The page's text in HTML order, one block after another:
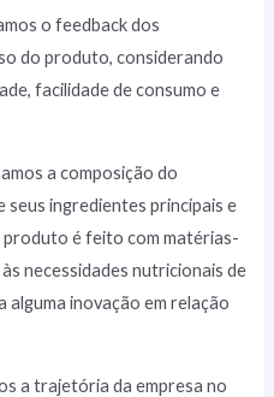
o feedback dos
do produto, considerando
facilidade de consumo e
a composição do
seus ingredientes principais e
produto é feito com matérias-
necessidades nutricionais de
alguma inovação em relação
a trajetória da empresa no